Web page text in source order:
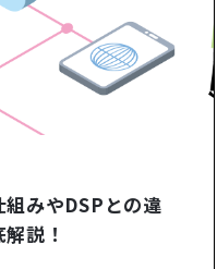
みやDSPとの違
説！